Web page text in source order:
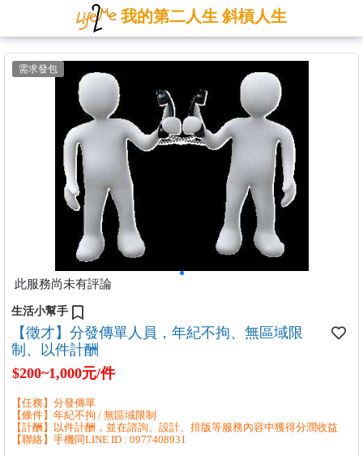
我的第二人生 斜槓人生
需求發包
此服務尚未有評論
生活小幫手
【徵才】分發傳單人員，年紀不拘、無區域限
制、以件計酬
$200~1,000元/件
【任務】分發傳單
【條件】年紀不拘 / 無區域限制
【計酬】以件計酬，並在諮詢、設計、排版等服務內容中獲得分潤收益
【聯絡】手機同LINE ID : 0977408931